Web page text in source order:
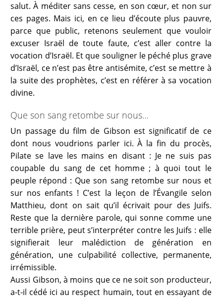
salut. À méditer sans cesse, en son cœur, et non sur
ces pages. Mais ici, en ce lieu d’écoute plus pauvre,
parce que public, retenons seulement que vouloir
excuser Israël de toute faute, c’est aller contre la
vocation d’Israël. Et que souligner le péché plus grave
d’Israël, ce n’est pas être antisémite, c’est se mettre à
la suite des prophètes, c’est en référer à sa vocation
divine.
Que son sang retombe sur nous…
Un passage du film de Gibson est significatif de ce
dont nous voudrions parler ici. À la fin du procès,
Pilate se lave les mains en disant : Je ne suis pas
coupable du sang de cet homme ; à quoi tout le
peuple répond : Que son sang retombe sur nous et
sur nos enfants ! C’est la leçon de l’Évangile selon
Matthieu, dont on sait qu’il écrivait pour des Juifs.
Reste que la dernière parole, qui sonne comme une
terrible prière, peut s’interpréter contre les Juifs : elle
signifierait leur malédiction de génération en
génération, une culpabilité collective, permanente,
irrémissible.
Aussi Gibson, à moins que ce ne soit son producteur,
a-t-il cédé ici au respect humain, tout en essayant de